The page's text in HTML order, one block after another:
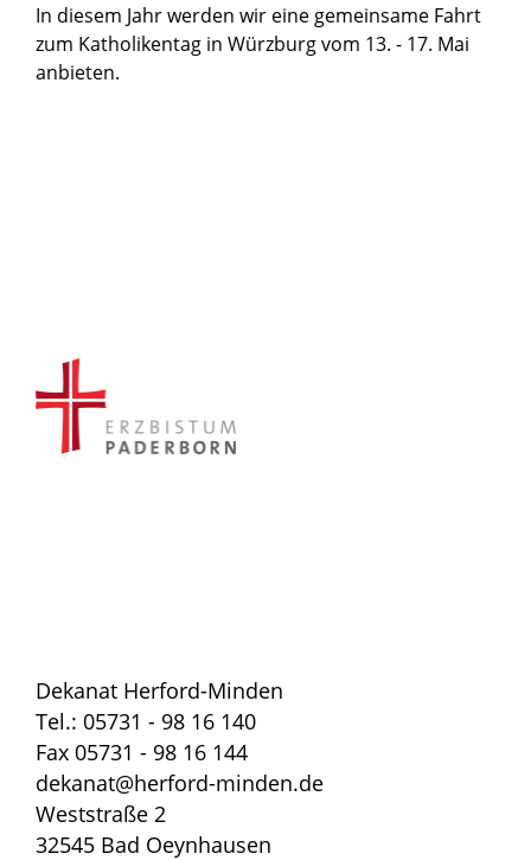
In diesem Jahr werden wir eine gemeinsame Fahrt
zum Katholikentag in Würzburg vom 13. - 17. Mai
anbieten.
Dekanat Herford-Minden
Tel.: 05731 - 98 16 140
Fax 05731 - 98 16 144
dekanat@herford-minden.de
Weststraße 2
32545 Bad Oeynhausen